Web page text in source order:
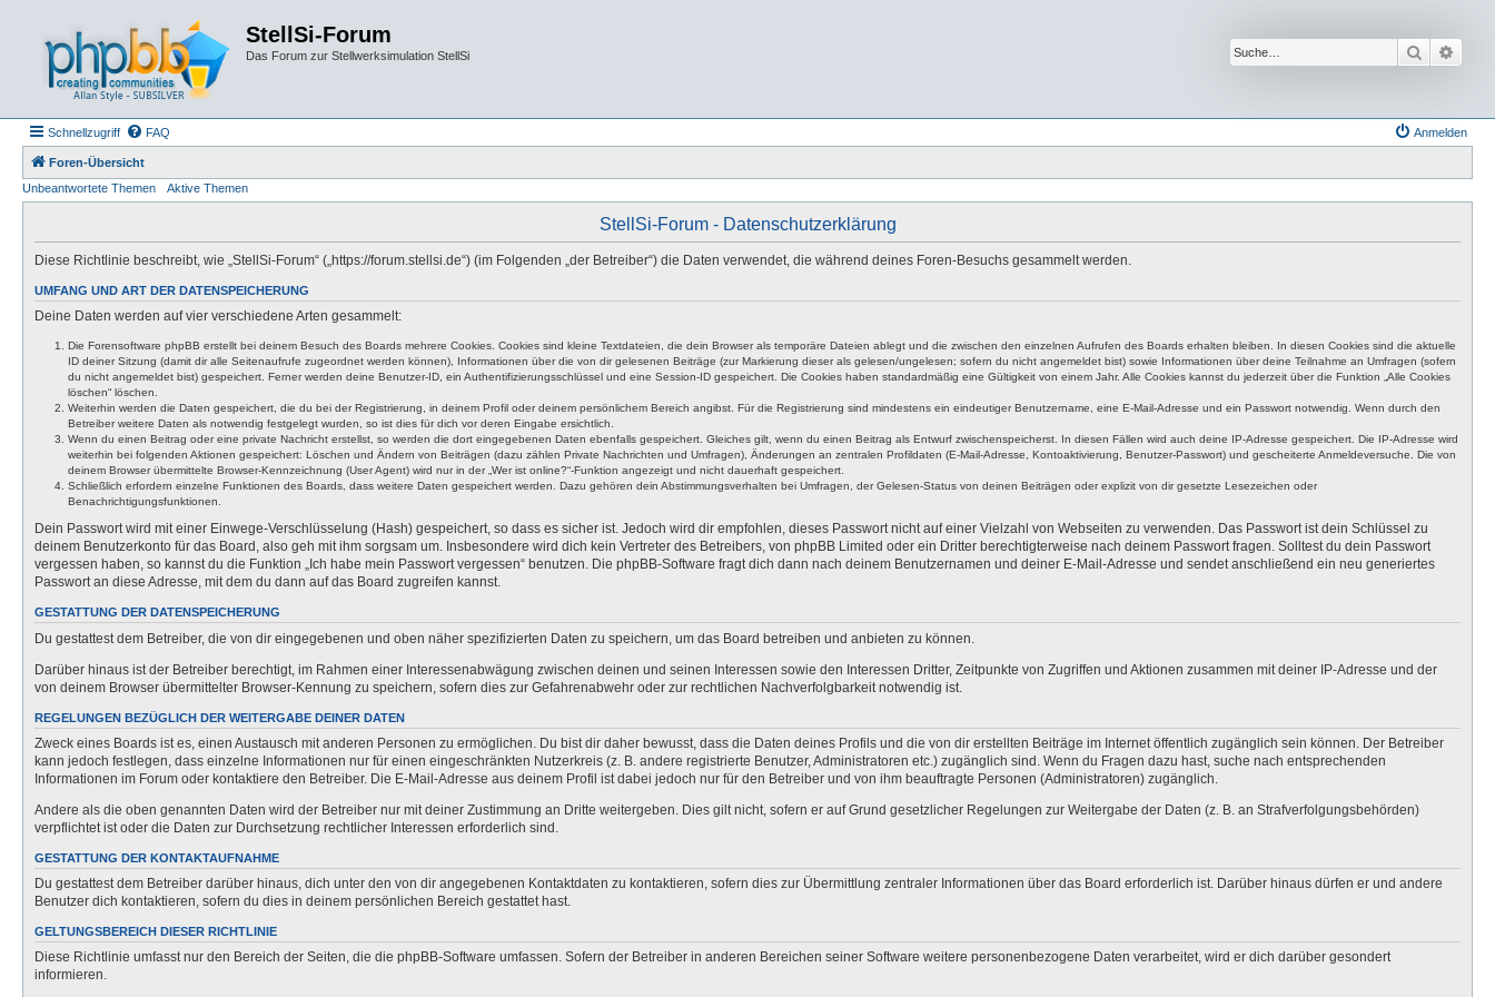
StellSi-Forum
Das Forum zur Stellwerksimulation StellSi Suche
Schnellzugriff FAQ Anmelden
Foren-Übersicht
Unbeantwortete Themen
Aktive Themen
StellSi-Forum - Datenschutzerklärung
Diese Richtlinie beschreibt, wie „StellSi-Forum“ („https://forum.stellsi.de“) (im Folgenden „der Betreiber“) die Daten verwendet, die während deines Foren-Besuchs gesammelt werden.
UMFANG UND ART DER DATENSPEICHERUNG
Deine Daten werden auf vier verschiedene Arten gesammelt:
Die Forensoftware phpBB erstellt bei deinem Besuch des Boards mehrere Cookies. Cookies sind kleine Textdateien, die dein Browser als temporäre Dateien ablegt und die zwischen den einzelnen Aufrufen des Boards erhalten bleiben. In diesen Cookies sind die aktuelle
ID deiner Sitzung (damit dir alle Seitenaufrufe zugeordnet werden können), Informationen über die von dir gelesenen Beiträge (zur Markierung dieser als gelesen/ungelesen; sofern du nicht angemeldet bist) sowie Informationen über deine Teilnahme an Umfragen (sofern
du nicht angemeldet bist) gespeichert. Ferner werden deine Benutzer-ID, ein Authentifizierungsschlüssel und eine Session-ID gespeichert. Die Cookies haben standardmäßig eine Gültigkeit von einem Jahr. Alle Cookies kannst du jederzeit über die Funktion „Alle Cookies
löschen“ löschen.
Weiterhin werden die Daten gespeichert, die du bei der Registrierung, in deinem Profil oder deinem persönlichem Bereich angibst. Für die Registrierung sind mindestens ein eindeutiger Benutzername, eine E-Mail-Adresse und ein Passwort notwendig. Wenn durch den
Betreiber weitere Daten als notwendig festgelegt wurden, so ist dies für dich vor deren Eingabe ersichtlich.
Wenn du einen Beitrag oder eine private Nachricht erstellst, so werden die dort eingegebenen Daten ebenfalls gespeichert. Gleiches gilt, wenn du einen Beitrag als Entwurf zwischenspeicherst. In diesen Fällen wird auch deine IP-Adresse gespeichert. Die IP-Adresse wird
weiterhin bei folgenden Aktionen gespeichert: Löschen und Ändern von Beiträgen (dazu zählen Private Nachrichten und Umfragen), Änderungen an zentralen Profildaten (E-Mail-Adresse, Kontoaktivierung, Benutzer-Passwort) und gescheiterte Anmeldeversuche. Die von
deinem Browser übermittelte Browser-Kennzeichnung (User Agent) wird nur in der „Wer ist online?“-Funktion angezeigt und nicht dauerhaft gespeichert.
Schließlich erfordern einzelne Funktionen des Boards, dass weitere Daten gespeichert werden. Dazu gehören dein Abstimmungsverhalten bei Umfragen, der Gelesen-Status von deinen Beiträgen oder explizit von dir gesetzte Lesezeichen oder
Benachrichtigungsfunktionen.
Dein Passwort wird mit einer Einwege-Verschlüsselung (Hash) gespeichert, so dass es sicher ist. Jedoch wird dir empfohlen, dieses Passwort nicht auf einer Vielzahl von Webseiten zu verwenden. Das Passwort ist dein Schlüssel zu
deinem Benutzerkonto für das Board, also geh mit ihm sorgsam um. Insbesondere wird dich kein Vertreter des Betreibers, von phpBB Limited oder ein Dritter berechtigterweise nach deinem Passwort fragen. Solltest du dein Passwort
vergessen haben, so kannst du die Funktion „Ich habe mein Passwort vergessen“ benutzen. Die phpBB-Software fragt dich dann nach deinem Benutzernamen und deiner E-Mail-Adresse und sendet anschließend ein neu generiertes
Passwort an diese Adresse, mit dem du dann auf das Board zugreifen kannst.
GESTATTUNG DER DATENSPEICHERUNG
Du gestattest dem Betreiber, die von dir eingegebenen und oben näher spezifizierten Daten zu speichern, um das Board betreiben und anbieten zu können.
Darüber hinaus ist der Betreiber berechtigt, im Rahmen einer Interessenabwägung zwischen deinen und seinen Interessen sowie den Interessen Dritter, Zeitpunkte von Zugriffen und Aktionen zusammen mit deiner IP-Adresse und der
von deinem Browser übermittelter Browser-Kennung zu speichern, sofern dies zur Gefahrenabwehr oder zur rechtlichen Nachverfolgbarkeit notwendig ist.
REGELUNGEN BEZÜGLICH DER WEITERGABE DEINER DATEN
Zweck eines Boards ist es, einen Austausch mit anderen Personen zu ermöglichen. Du bist dir daher bewusst, dass die Daten deines Profils und die von dir erstellten Beiträge im Internet öffentlich zugänglich sein können. Der Betreiber
kann jedoch festlegen, dass einzelne Informationen nur für einen eingeschränkten Nutzerkreis (z. B. andere registrierte Benutzer, Administratoren etc.) zugänglich sind. Wenn du Fragen dazu hast, suche nach entsprechenden
Informationen im Forum oder kontaktiere den Betreiber. Die E-Mail-Adresse aus deinem Profil ist dabei jedoch nur für den Betreiber und von ihm beauftragte Personen (Administratoren) zugänglich.
Andere als die oben genannten Daten wird der Betreiber nur mit deiner Zustimmung an Dritte weitergeben. Dies gilt nicht, sofern er auf Grund gesetzlicher Regelungen zur Weitergabe der Daten (z. B. an Strafverfolgungsbehörden)
verpflichtet ist oder die Daten zur Durchsetzung rechtlicher Interessen erforderlich sind.
GESTATTUNG DER KONTAKTAUFNAHME
Du gestattest dem Betreiber darüber hinaus, dich unter den von dir angegebenen Kontaktdaten zu kontaktieren, sofern dies zur Übermittlung zentraler Informationen über das Board erforderlich ist. Darüber hinaus dürfen er und andere
Benutzer dich kontaktieren, sofern du dies in deinem persönlichen Bereich gestattet hast.
GELTUNGSBEREICH DIESER RICHTLINIE
Diese Richtlinie umfasst nur den Bereich der Seiten, die die phpBB-Software umfassen. Sofern der Betreiber in anderen Bereichen seiner Software weitere personenbezogene Daten verarbeitet, wird er dich darüber gesondert
informieren.